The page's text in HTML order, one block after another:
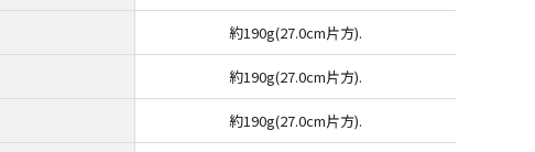
約190g(27.0cm片方).
約190g(27.0cm片方).
約190g(27.0cm片方).